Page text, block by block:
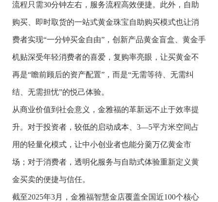
流程只需30分钟左右，服务流程高效便捷。此外，自助
购买、即时取货的一站式黄金珠宝自助购买模式也让消
费者实现“一分钟买金自由”，创新产品黄金盲盒、黄金手
机贴深受年轻消费者的喜爱，复购率亮眼，让买黄金不
再是“瞻前顾后的资产配置”，而是“无需等待、无需纠
结、无需担忧”的悦己体验。
从商业价值到社会意义，金雅福的革新远不止于效率提
升。对于投资者，较低的启动成本、3—5平方米空间占
用的轻量化模式，让中小创业者也能分羹万亿黄金市
场；对于消费者，透明化服务与自助式体验重新定义黄
金买卖的便捷与信任。
截至2025年3月，金雅福智慧金店覆盖全国近100个核心